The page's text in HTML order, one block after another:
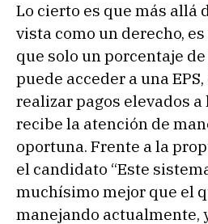
Lo cierto es que más allá
vista como un derecho,
que solo un porcentaje
puede acceder a una
realizar pagos elevados a
recibe la atención de
oportuna. Frente a la
el candidato “Este
muchísimo mejor que el
manejando actualmente,